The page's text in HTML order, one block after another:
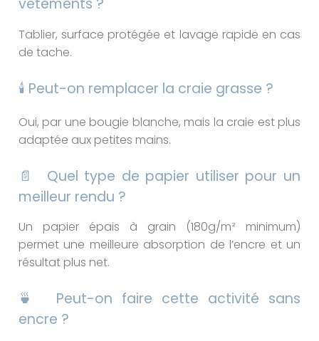
vêtements ?
Tablier, surface protégée et lavage rapide en cas
de tache.
🕯️ Peut-on remplacer la craie grasse ?
Oui, par une bougie blanche, mais la craie est plus
adaptée aux petites mains.
📄 Quel type de papier utiliser pour un
meilleur rendu ?
Un papier épais à grain (180g/m² minimum)
permet une meilleure absorption de l’encre et un
résultat plus net.
🍵 Peut-on faire cette activité sans
encre ?